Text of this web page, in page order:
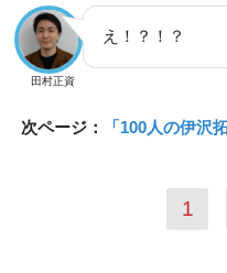
田村正資
え！？！？
次ページ： 「100人の伊沢
1